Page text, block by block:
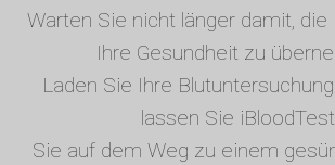
Warten Sie nicht länger damit,
Ihre Gesundheit zu
Laden Sie Ihre
lassen Sie
Sie auf dem Weg zu einem